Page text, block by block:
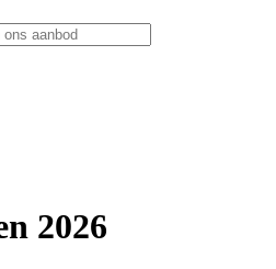
2026